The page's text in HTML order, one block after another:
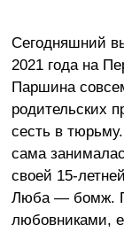
Сегодняшний
2021 года на
Паршина
родительских
сесть в
сама
своей 15-
Люба — бомж.
любовниками,